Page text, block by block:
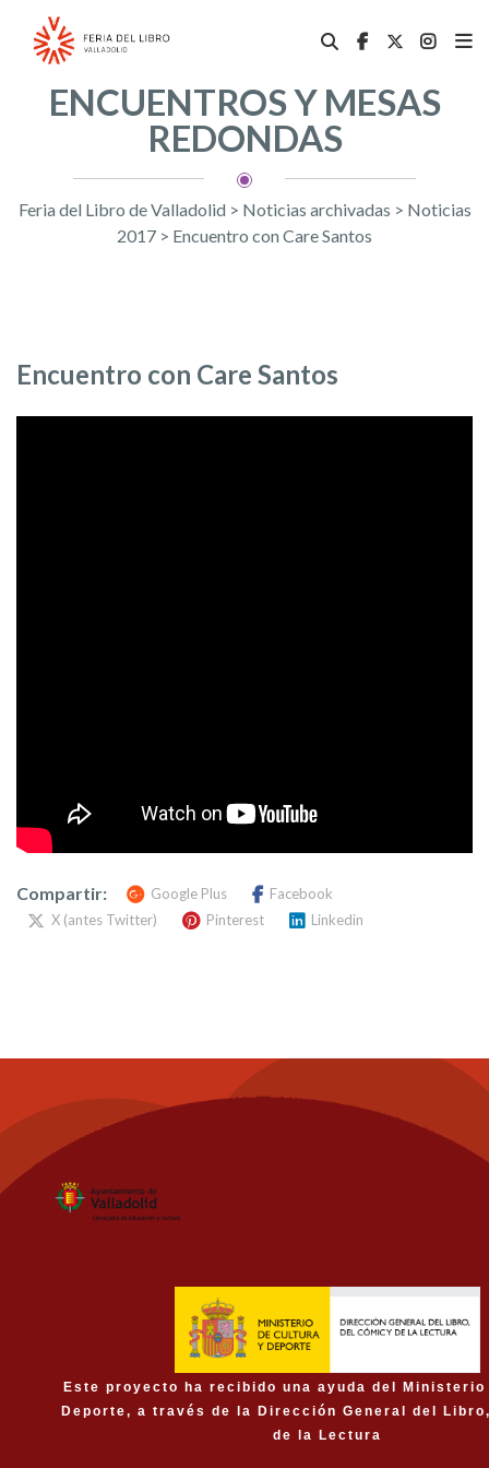
ENCUENTROS Y MESAS
REDONDAS
Feria del Libro de Valladolid > Noticias archivadas > Noticias
2017 > Encuentro con Care Santos
Encuentro con Care Santos
Compartir: Google Plus
Facebook
X (antes Twitter)
Pinterest Linkedin
Este proyecto ha recibido una ayuda del
Deporte, a través de la Dirección General del
de la Lectura